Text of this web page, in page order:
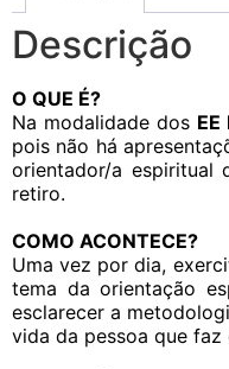
Descrição
O QUE É?
Na modalidade dos
pois não há
orientador/a espiritual
retiro.
COMO ACONTECE?
Uma vez por dia,
tema da orientação
esclarecer a
vida da pessoa que faz